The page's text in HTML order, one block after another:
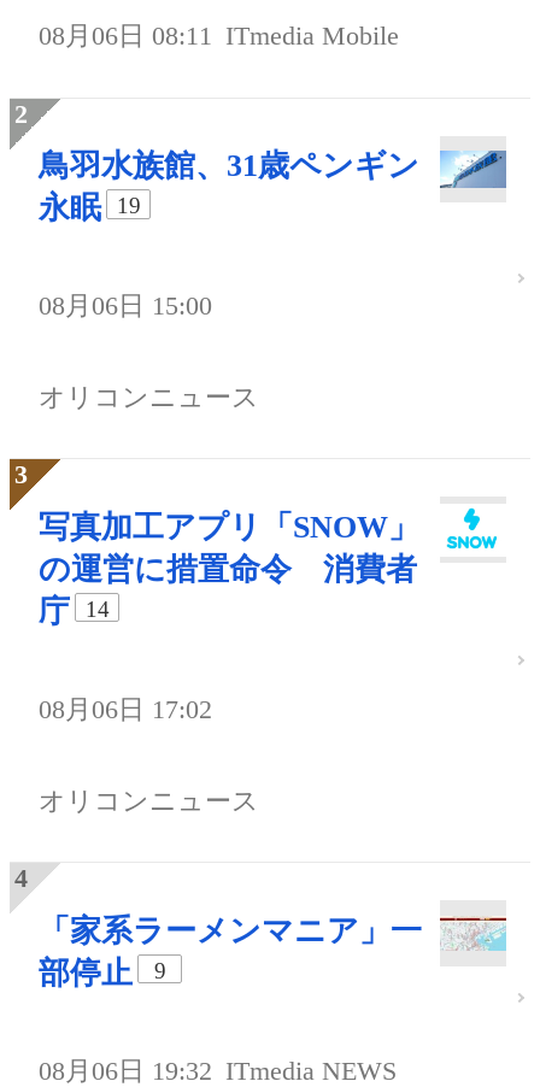
08月06日 08:11 ITmedia Mobile
鳥羽水族館、31歳ペンギン
永眠
19
08月06日 15:00
オリコンニュース
写真加工アプリ「SNOW」
の運営に措置命令 消費者
庁
14
08月06日 17:02
オリコンニュース
「家系ラーメンマニア」一
部停止
9
08月06日 19:32 ITmedia NEWS